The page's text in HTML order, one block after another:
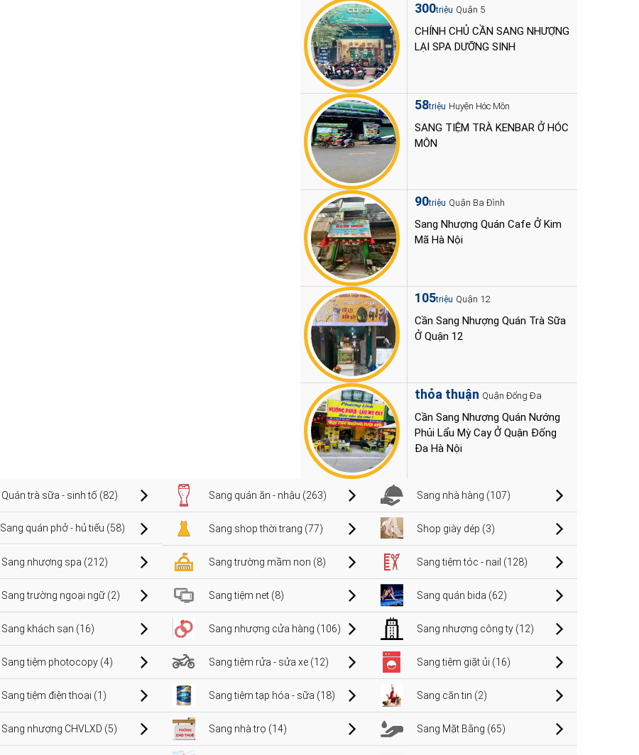
300triệu Quận 5
CHÍNH CHỦ CẦN SANG NHƯỢNG
LẠI SPA DƯỠNG SINH
58triệu Huyện Hóc Môn
SANG TIỆM TRÀ KENBAR Ở HÓC
MÔN
90triệu Quận Ba Đình
Sang Nhượng Quán Cafe Ở Kim
Mã Hà Nội
105triệu Quận 12
Cần Sang Nhượng Quán Trà Sữa
Ở Quận 12
thỏa thuận Quận Đống Đa
Cần Sang Nhượng Quán Nướng
Phủi Lẩu Mỳ Cay Ở Quận Đống
Đa Hà Nội
Quán trà sữa - sinh tố (82) Sang quán ăn - nhậu (263) Sang nhà hàng (107)
Sang quán phở - hủ tiếu (58) Sang shop thời trang (77) Shop giày dép (3)
Sang nhượng spa (212) Sang trường mầm non (8) Sang tiệm tóc - nail (128)
Sang trường ngoại ngữ (2) Sang tiệm net (8) Sang quán bida (62)
Sang khách sạn (16) Sang nhượng cửa hàng (106) Sang nhượng công ty (12)
Sang tiệm photocopy (4) Sang tiệm rửa - sửa xe (12) Sang tiệm giặt ủi (16)
Sang tiệm điện thoại (1) Sang tiệm tạp hóa - sữa (18) Sang căn tin (2)
Sang nhượng CHVLXD (5) Sang nhà trọ (14) Sang Mặt Bằng (65)